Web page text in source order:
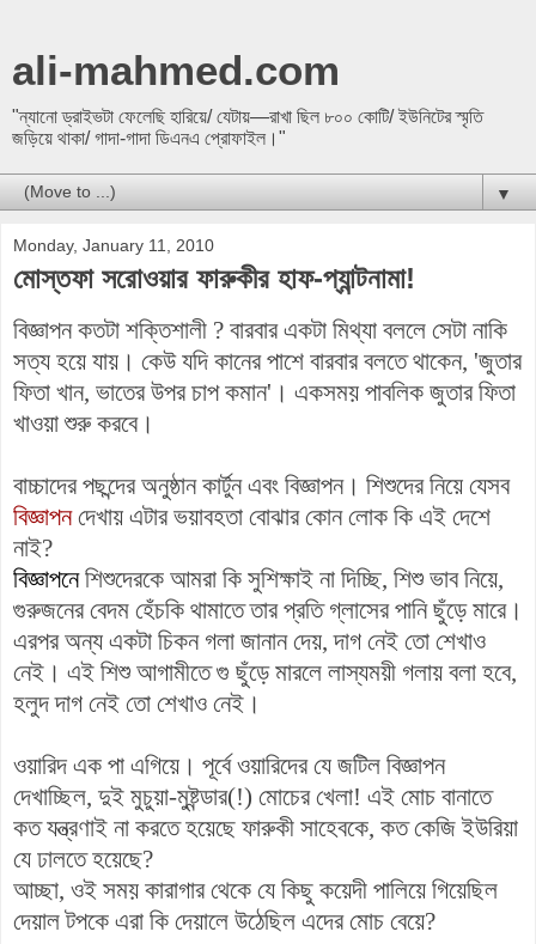
ali-mahmed.com
"ন্যানো ড্রাইভটা ফেলেছি হারিয়ে/ যেটায়—রাখা ছিল ৮০০ কোটি/ ইউনিটের স্মৃতি
জড়িয়ে থাকা/ গাদা-গাদা ডিএনএ প্রোফাইল।"
▼
Monday, January 11, 2010
মোস্তফা সরোওয়ার ফারুকীর হাফ-প্যান্টনামা!
বিজ্ঞাপন কতটা শক্তিশালী ? বারবার একটা মিথ্যা বললে সেটা নাকি
সত্য হয়ে যায়। কেউযদি কানের পাশে বারবার বলতে থাকেন, 'জুতার
ফিতা খান, ভাতের উপর চাপ কমান'। একসময় পাবলিক জুতার ফিতা
খাওয়া শুরু করবে।
বাচ্চাদের পছন্দের অনুষ্ঠান কার্টুন এবং বিজ্ঞাপন। শিশুদের নিয়ে যেসব
বিজ্ঞাপনদেখায় এটার ভয়াবহতা বোঝার কোন লোক কি এই দেশে
নাই?
বিজ্ঞাপনেশিশুদেরকে আমরা কি সুশিক্ষাই না দিচ্ছি, শিশু ভাব নিয়ে,
গুরুজনের বেদম হেঁচকি থামাতে তার প্রতি গ্লাসের পানি ছুঁড়ে মারে।
এরপর অন্য একটা চিকন গলা জানান দেয়, দাগ নেই তো শেখাও
নেই। এই শিশু আগামীতে গু ছুঁড়ে মারলে লাস্যময়ী গলায় বলা হবে,
হলুদ দাগ নেই তো শেখাও নেই।
ওয়ারিদ এক পা এগিয়ে। পূর্বে ওয়ারিদের যে জটিল বিজ্ঞাপন
দেখাচ্ছিল, দুই মুচুয়া-মুষ্টন্ডার(!) মোচের খেলা! এই মোচ বানাতে
কত যন্ত্রণাই না করতে হয়েছে ফারুকী সাহেবকে, কত কেজি ইউরিয়া
যে ঢালতে হয়েছে?
আচ্ছা, ওই সময় কারাগার থেকে যে কিছু কয়েদী পালিয়ে গিয়েছিল
দেয়াল টপকে এরা কি দেয়ালে উঠেছিল এদের মোচ বেয়ে?